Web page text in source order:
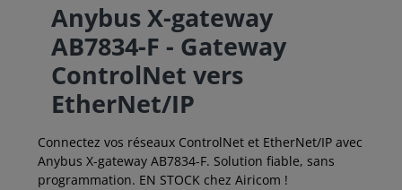
Anybus X-gateway
AB7834-F - Gateway
ControlNet vers
EtherNet/IP
Connectez vos réseaux ControlNet et EtherNet/IP avec
Anybus X-gateway AB7834-F. Solution fiable, sans
programmation. EN STOCK chez Airicom !